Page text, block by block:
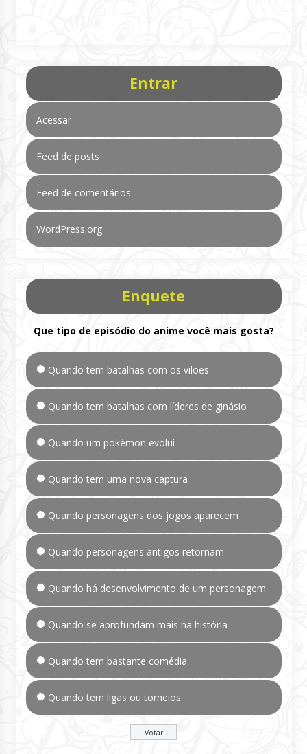
Entrar
Acessar
Feed de posts
Feed de comentários
WordPress.org
Enquete
Que tipo de episódio do anime você mais gosta?
Quando tem batalhas com os vilões
Quando tem batalhas com líderes de ginásio
Quando um pokémon evolui
Quando tem uma nova captura
Quando personagens dos jogos aparecem
Quando personagens antigos retornam
Quando há desenvolvimento de um personagem
Quando se aprofundam mais na história
Quando tem bastante comédia
Quando tem ligas ou torneios